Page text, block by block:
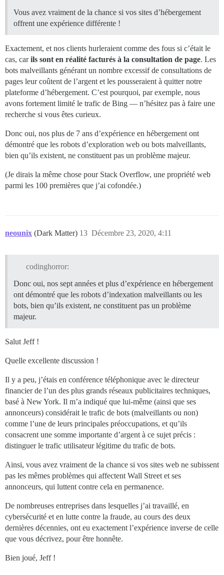
Vous avez vraiment de la chance si vos sites d’hébergement
offrent une expérience différente !
Exactement, et nos clients hurleraient comme des fous si c’était le
cas, carils sont en réalité facturés à la consultation de page. Les
bots malveillants générant un nombre excessif de consultations de
pages leur coûtent de l’argent et les pousseraient à quitter notre
plateforme d’hébergement. C’est pourquoi, par exemple, nous
avons fortement limité le trafic de Bing — n’hésitez pas à faire une
recherche si vous êtes curieux.
Donc oui, nos plus de 7 ans d’expérience en hébergement ont
démontré que les robots d’exploration web ou bots malveillants,
bien qu’ils existent, ne constituent pas un problème majeur.
(Je dirais la même chose pour Stack Overflow, une propriété web
parmi les 100 premières que j’ai cofondée.)
neounix (Dark Matter) Décembre 23, 2020, 4:11
13
codinghorror:
Donc oui, nos sept années et plus d’expérience en hébergement
ont démontré que les robots d’indexation malveillants ou les
bots, bien qu’ils existent, ne constituent pas un problème
majeur.
Salut Jeff !
Quelle excellente discussion !
Il y a peu, j’étais en conférence téléphonique avec le directeur
financier de l’un des plus grands réseaux publicitaires techniques,
basé à New York. Il m’a indiqué que lui-même (ainsi que ses
annonceurs) considérait le trafic de bots (malveillants ou non)
comme l’une de leurs principales préoccupations, et qu’ils
consacrent une somme importante d’argent à ce sujet précis :
distinguer le trafic utilisateur légitime du trafic de bots.
Ainsi, vous avez vraiment de la chance si vos sites web ne subissent
pas les mêmes problèmes qui affectent Wall Street et ses
annonceurs, qui luttent contre cela en permanence.
De nombreuses entreprises dans lesquelles j’ai travaillé, en
cybersécurité et en lutte contre la fraude, au cours des deux
dernières décennies, ont eu exactement l’expérience inverse de celle
que vous décrivez, pour être honnête.
Bien joué, Jeff !